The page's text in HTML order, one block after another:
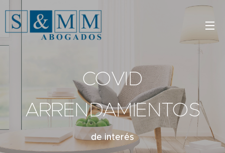
COVID
ARRENDAMIENTOS
de interés